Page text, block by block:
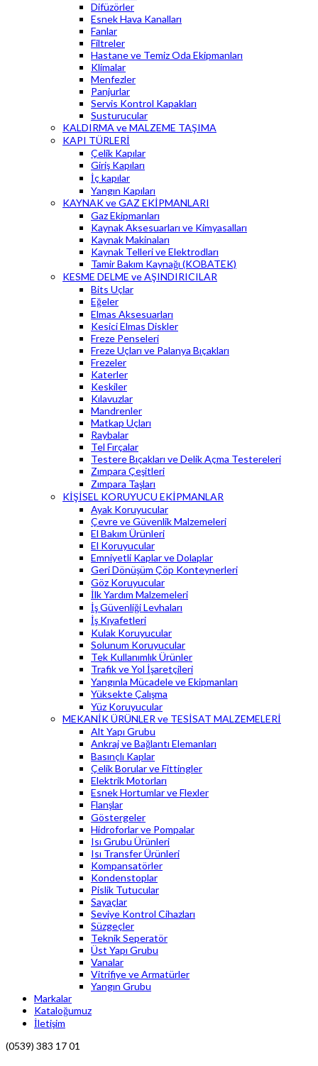
Difüzörler
Esnek Hava Kanalları
Fanlar
Filtreler
Hastane ve Temiz Oda Ekipmanları
Klimalar
Menfezler
Panjurlar
Servis Kontrol Kapakları
Susturucular
KALDIRMA ve MALZEME TAŞIMA
KAPI TÜRLERİ
Çelik Kapılar
Giriş Kapıları
İç kapılar
Yangın Kapıları
KAYNAK ve GAZ EKİPMANLARI
Gaz Ekipmanları
Kaynak Aksesuarları ve Kimyasalları
Kaynak Makinaları
Kaynak Telleri ve Elektrodları
Tamir Bakım Kaynağı (KOBATEK)
KESME DELME ve AŞINDIRICILAR
Bits Uçlar
Eğeler
Elmas Aksesuarları
Kesici Elmas Diskler
Freze Penseleri
Freze Uçları ve Palanya Bıçakları
Frezeler
Katerler
Keskiler
Kılavuzlar
Mandrenler
Matkap Uçları
Raybalar
Tel Fırçalar
Testere Bıçakları ve Delik Açma Testereleri
Zımpara Çeşitleri
Zımpara Taşları
KİŞİSEL KORUYUCU EKİPMANLAR
Ayak Koruyucular
Çevre ve Güvenlik Malzemeleri
El Bakım Ürünleri
El Koruyucular
Emniyetli Kaplar ve Dolaplar
Geri Dönüşüm Çöp Konteynerleri
Göz Koruyucular
İlk Yardım Malzemeleri
İş Güvenliği Levhaları
İş Kıyafetleri
Kulak Koruyucular
Solunum Koruyucular
Tek Kullanımlık Ürünler
Trafik ve Yol İşaretçileri
Yangınla Mücadele ve Ekipmanları
Yüksekte Çalışma
Yüz Koruyucular
MEKANİK ÜRÜNLER ve TESİSAT MALZEMELERİ
Alt Yapı Grubu
Ankraj ve Bağlantı Elemanları
Basınçlı Kaplar
Çelik Borular ve Fittingler
Elektrik Motorları
Esnek Hortumlar ve Flexler
Flanşlar
Göstergeler
Hidroforlar ve Pompalar
Isı Grubu Ürünleri
Isı Transfer Ürünleri
Kompansatörler
Kondenstoplar
Pislik Tutucular
Sayaçlar
Seviye Kontrol Cihazları
Süzgeçler
Teknik Seperatör
Üst Yapı Grubu
Vanalar
Vitrifiye ve Armatürler
Yangın Grubu
Markalar
Kataloğumuz
İletişim
(0539) 383 17 01